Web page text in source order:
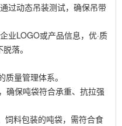
过动态吊装测试，确保吊带
业LOGO或产品信息，优·质
落。
量管理体系。
确保吨袋符合承重、抗拉强
饲料包装的吨袋，需符合食